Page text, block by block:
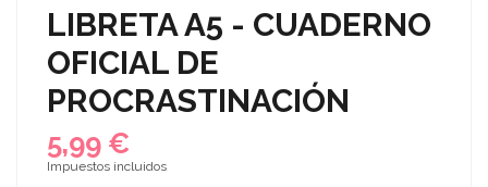
LIBRETA A5 - CUADERNO
OFICIAL DE
PROCRASTINACIÓN
5,99 €
Impuestos incluidos